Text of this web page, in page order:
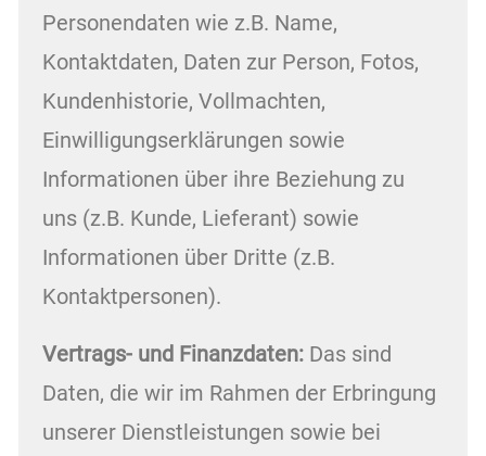
Personendaten wie z.B. Name,
Kontaktdaten, Daten zur Person, Fotos,
Kundenhistorie, Vollmachten,
Einwilligungserklärungen sowie
Informationen über ihre Beziehung zu
uns (z.B. Kunde, Lieferant) sowie
Informationen über Dritte (z.B.
Kontaktpersonen).
Vertrags- und Finanzdaten: Das sind
Daten, die wir im Rahmen der Erbringung
unserer Dienstleistungen sowie bei